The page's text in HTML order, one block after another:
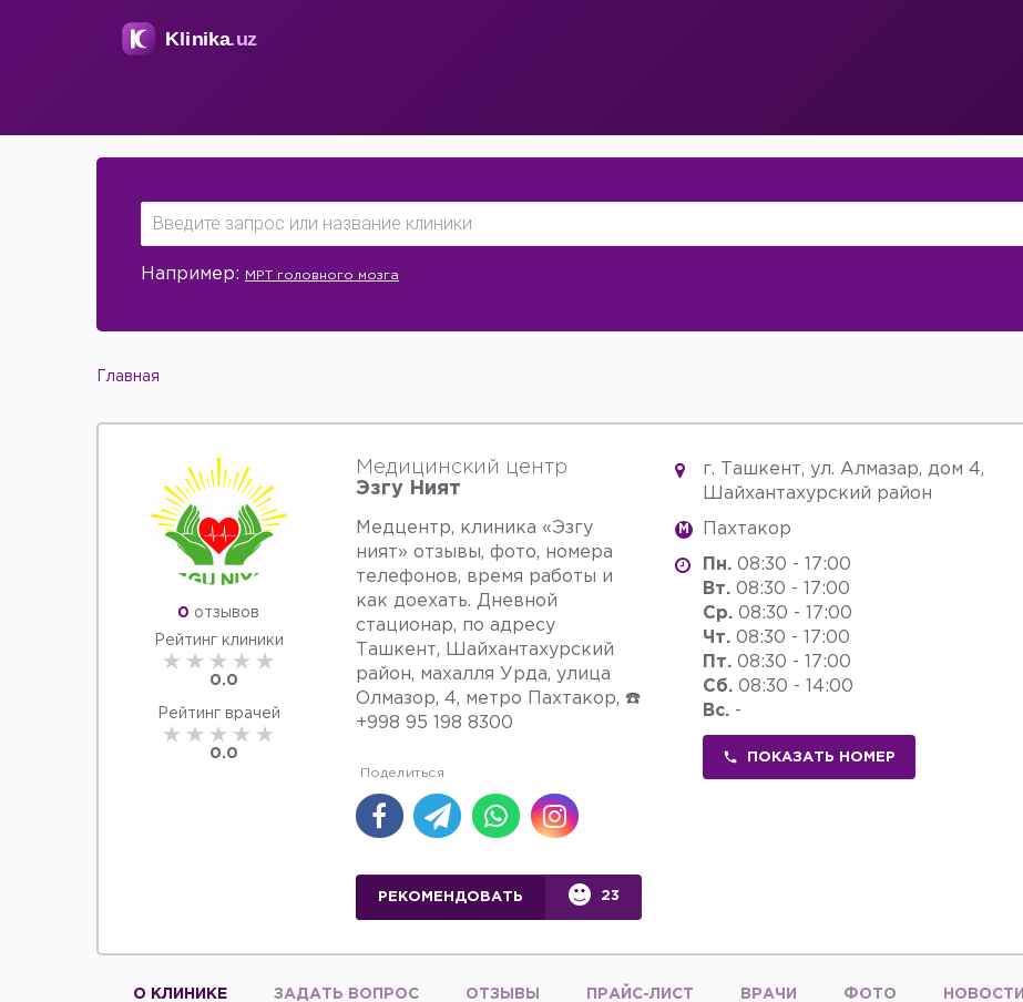
Например: МРТ головного мозга
Главная
0 отзывов
Рейтинг клиники
0.0
Рейтинг врачей
0.0
Медицинский центр
Эзгу Ният
Медцентр, клиника «Эзгу
ният» отзывы, фото, номера
телефонов, время работы и
как доехать. Дневной
стационар, по адресу
Ташкент, Шайхантахурский
район, махалля Урда, улица
Олмазор, 4, метро Пахтакор, ☎️
+998 95 198 8300
РЕКОМЕНДОВАТЬ 23
г. Ташкент, ул. Алмазар, дом 4,
Шайхантахурский район
M Пахтакор
Пн. 08:30 - 17:00
Вт. 08:30 - 17:00
Ср. 08:30 - 17:00
Чт. 08:30 - 17:00
Пт. 08:30 - 17:00
Сб. 08:30 - 14:00
Вс. -
ПОКАЗАТЬ НОМЕР
О КЛИНИКЕ ЗАДАТЬ ВОПРОС ОТЗЫВЫ ПРАЙС-ЛИСТ ВРАЧИ ФОТО НОВОСТИ